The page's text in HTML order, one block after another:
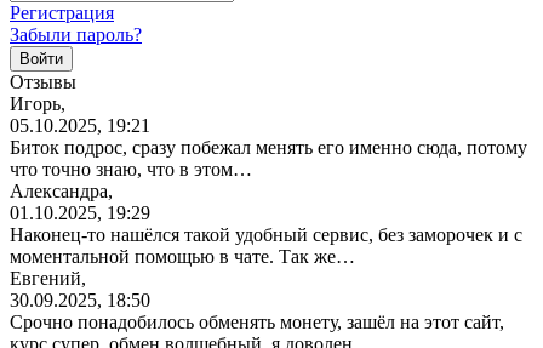
Регистрация
Забыли пароль?
Отзывы
Игорь,
05.10.2025, 19:21
Биток подрос, сразу побежал менять его именно сюда, потому
что точно знаю, что в этом…
Александра,
01.10.2025, 19:29
Наконец-то нашёлся такой удобный сервис, без заморочек и с
моментальной помощью в чате. Так же…
Евгений,
30.09.2025, 18:50
Срочно понадобилось обменять монету, зашёл на этот сайт,
курс супер, обмен волшебный, я доволен